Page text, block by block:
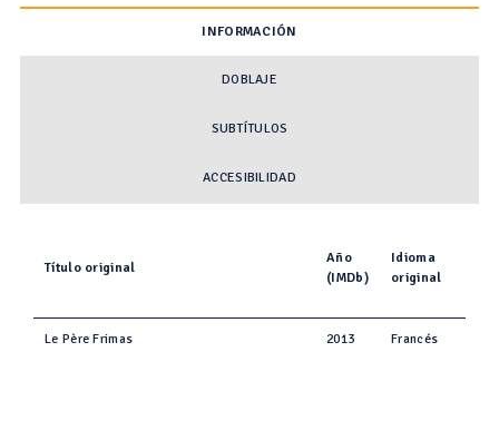
INFORMACIÓN
DOBLAJE
SUBTÍTULOS
ACCESIBILIDAD
Título original
Año
(IMDb)
Idioma
original
Le Père Frimas 2013 Francés